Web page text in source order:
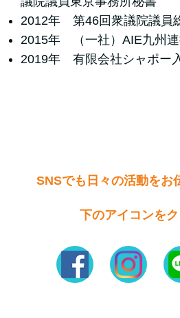
2012年 第46回衆議院議員
2015年 （一社）AIE九州
2019年 有限会社シャポー
SNSでも日々の活動をお
下のアイコンをク